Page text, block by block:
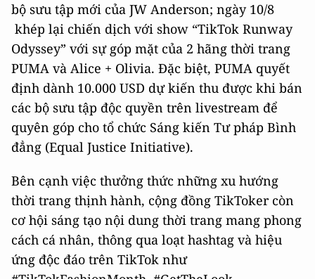
bộ sưu tập mới của JW Anderson; ngày 10/8
khép lại chiến dịch với show “TikTok Runway
Odyssey” với sự góp mặt của 2 hãng thời trang
PUMA và Alice + Olivia. Đặc biệt, PUMA quyết
định dành 10.000 USD dự kiến thu được khi bán
các bộ sưu tập độc quyền trên livestream để
quyên góp cho tổ chức Sáng kiến Tư pháp Bình
đẳng (Equal Justice Initiative).
Bên cạnh việc thưởng thức những xu hướng
thời trang thịnh hành, cộng đồng TikToker còn
cơ hội sáng tạo nội dung thời trang mang phong
cách cá nhân, thông qua loạt hashtag và hiệu
ứng độc đáo trên TikTok như